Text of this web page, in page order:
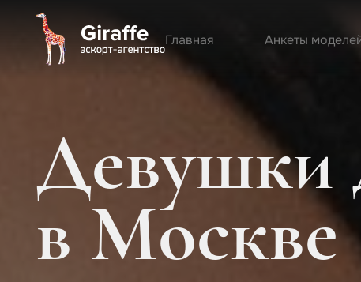
Главная Анкеты
Девушки
в Москве